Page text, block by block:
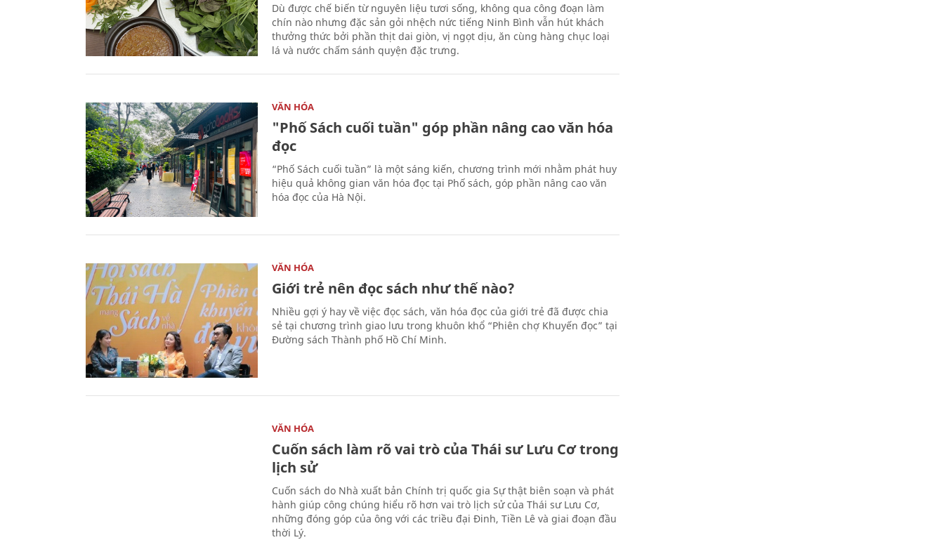
Dù được chế biến từ nguyên liệu tươi sống, không qua công đoạn làm
chín nào nhưng đặc sản gỏi nhệch nức tiếng Ninh Bình vẫn hút khách
thưởng thức bởi phần thịt dai giòn, vị ngọt dịu, ăn cùng hàng chục loại
lá và nước chấm sánh quyện đặc trưng.
VĂN HÓA
"Phố Sách cuối tuần" góp phần nâng cao văn hóa
đọc
“Phố Sách cuối tuần” là một sáng kiến, chương trình mới nhằm phát huy
hiệu quả không gian văn hóa đọc tại Phố sách, góp phần nâng cao văn
hóa đọc của Hà Nội.
VĂN HÓA
Giới trẻ nên đọc sách như thế nào?
Nhiều gợi ý hay về việc đọc sách, văn hóa đọc của giới trẻ đã được chia
sẻ tại chương trình giao lưu trong khuôn khổ “Phiên chợ Khuyến đọc” tại
Đường sách Thành phố Hồ Chí Minh.
VĂN HÓA
Cuốn sách làm rõ vai trò của Thái sư Lưu Cơ trong
lịch sử
Cuốn sách do Nhà xuất bản Chính trị quốc gia Sự thật biên soạn và phát
hành giúp công chúng hiểu rõ hơn vai trò lịch sử của Thái sư Lưu Cơ,
những đóng góp của ông với các triều đại Đinh, Tiền Lê và giai đoạn đầu
thời Lý.